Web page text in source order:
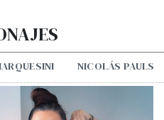
NICOLÁS PAULS